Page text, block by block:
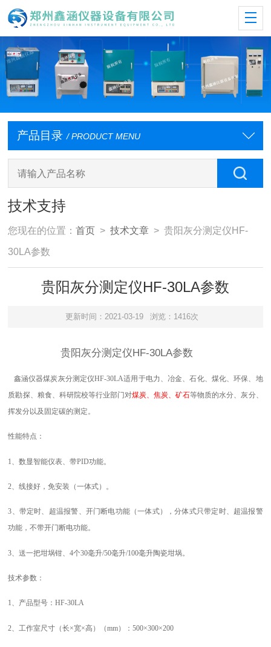
产品目录 / PRODUCT MENU
技术支持
您现在的位置：首页 >技术文章 > 贵阳灰分测定仪HF-
30LA参数
贵阳灰分测定仪HF-30LA参数
更新时间：2021-03-19 浏览：1416次
贵阳灰分测定仪HF-30LA参数
鑫涵仪器煤炭灰分测定仪HF-30LA适用于电力、冶金、石化、煤化、环保、地
质勘探、粮食、科研院校等行业部门对煤炭、焦炭、矿石等物质的水分、灰分、
挥发分以及固定碳的测定。
性能特点：
1 、数显智能仪表、带PID功能。
2、线接好，免安装（一体式）。
3、 带定时、超温报警、开门断电功能（一体式），分体式只带定时、超温报警
功能，不带开门断电功能。
3、送一把坩埚钳、4个30毫升/50毫升/100毫升陶瓷坩埚。
技术参数：
1、产品型号：HF-30LA
2 工作室尺寸（长×宽×高）（mm）：500×300×200